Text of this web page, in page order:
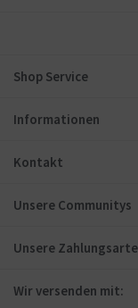
Shop Service
Informationen
Kontakt
Unsere Communitys
Unsere
Wir versenden mit: